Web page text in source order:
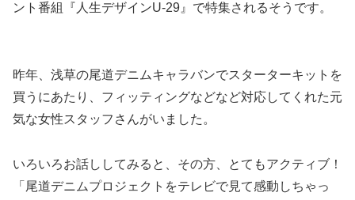
ント番組『人生デザインU-29』で特集されるそうです。
昨年、浅草の尾道デニムキャラバンでスターターキットを
買うにあたり、フィッティングなどなど対応してくれた元
気な女性スタッフさんがいました。
いろいろお話ししてみると、その方、とてもアクティブ！
「尾道デニムプロジェクトをテレビで見て感動しちゃっ